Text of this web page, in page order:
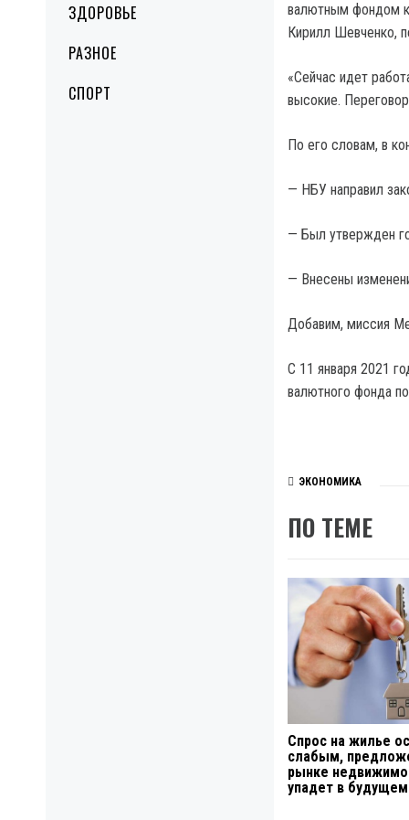
ЗДОРОВЬЕ
РАЗНОЕ
СПОРТ
валютным фондом
Кирилл Шевченко,
«Сейчас идет
высокие.
По его словам, в
— НБУ направил
— Был утвержден
— Внесены
Добавим, миссия
С 11 января 2021
валютного фонда
ЭКОНОМИКА
ПО ТЕМЕ
Спрос на жилье
слабым,
рынке
упадет в